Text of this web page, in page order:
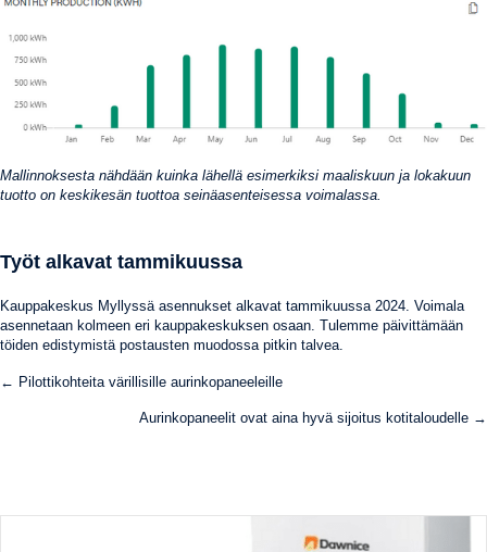
Mallinnoksesta nähdään kuinka lähellä esimerkiksi maaliskuun ja lokakuun
tuotto on keskikesän tuottoa seinäasenteisessa voimalassa.
Työt alkavat tammikuussa
Kauppakeskus Myllyssä asennukset alkavat tammikuussa 2024. Voimala
asennetaan kolmeen eri kauppakeskuksen osaan. Tulemme päivittämään
töiden edistymistä postausten muodossa pitkin talvea.
Posts
← Pilottikohteita värillisille aurinkopaneeleille
Aurinkopaneelit ovat aina hyvä sijoitus kotitaloudelle →